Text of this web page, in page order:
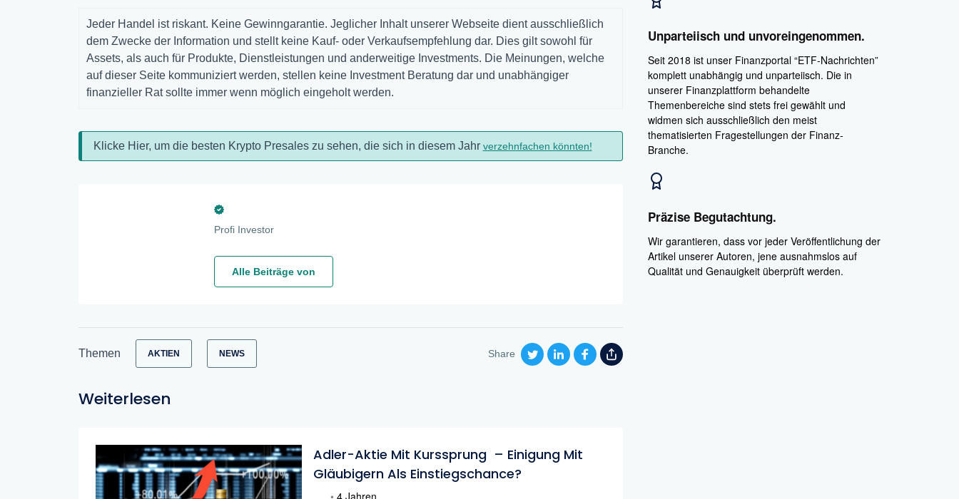
Jeder Handel ist riskant. Keine Gewinngarantie. Jeglicher Inhalt unserer Webseite dient ausschließlich
dem Zwecke der Information und stellt keine Kauf- oder Verkaufsempfehlung dar. Dies gilt sowohl für
Assets, als auch für Produkte, Dienstleistungen und anderweitige Investments. Die Meinungen, welche
auf dieser Seite kommuniziert werden, stellen keine Investment Beratung dar und unabhängiger
finanzieller Rat sollte immer wenn möglich eingeholt werden.
Klicke Hier, um die besten Krypto Presales zu sehen, die sich in diesem Jahr verzehnfachen könnten!
Profi Investor
Alle Beiträge von
Themen AKTIEN NEWS Share
Weiterlesen
Adler-Aktie Mit Kurssprung – Einigung Mit
Gläubigern Als Einstiegschance?
•4 Jahren
Unparteiisch und unvoreingenommen.
Seit 2018 ist unser Finanzportal “ETF-Nachrichten”
komplett unabhängig und unparteiisch. Die in
unserer Finanzplattform behandelte
Themenbereiche sind stets frei gewählt und
widmen sich ausschließlich den meist
thematisierten Fragestellungen der Finanz-
Branche.
Präzise Begutachtung.
Wir garantieren, dass vor jeder Veröffentlichung der
Artikel unserer Autoren, jene ausnahmslos auf
Qualität und Genauigkeit überprüft werden.